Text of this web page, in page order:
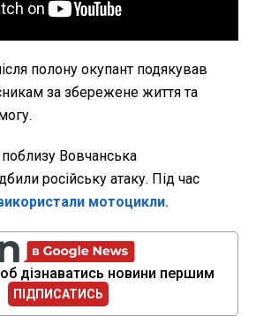
полону окупант подякував
за збережене життя та
Вовчанська
російську атаку. Під час
мотоцикли.
дізнаватись новини першим
ПІДПИСАТИСЬ